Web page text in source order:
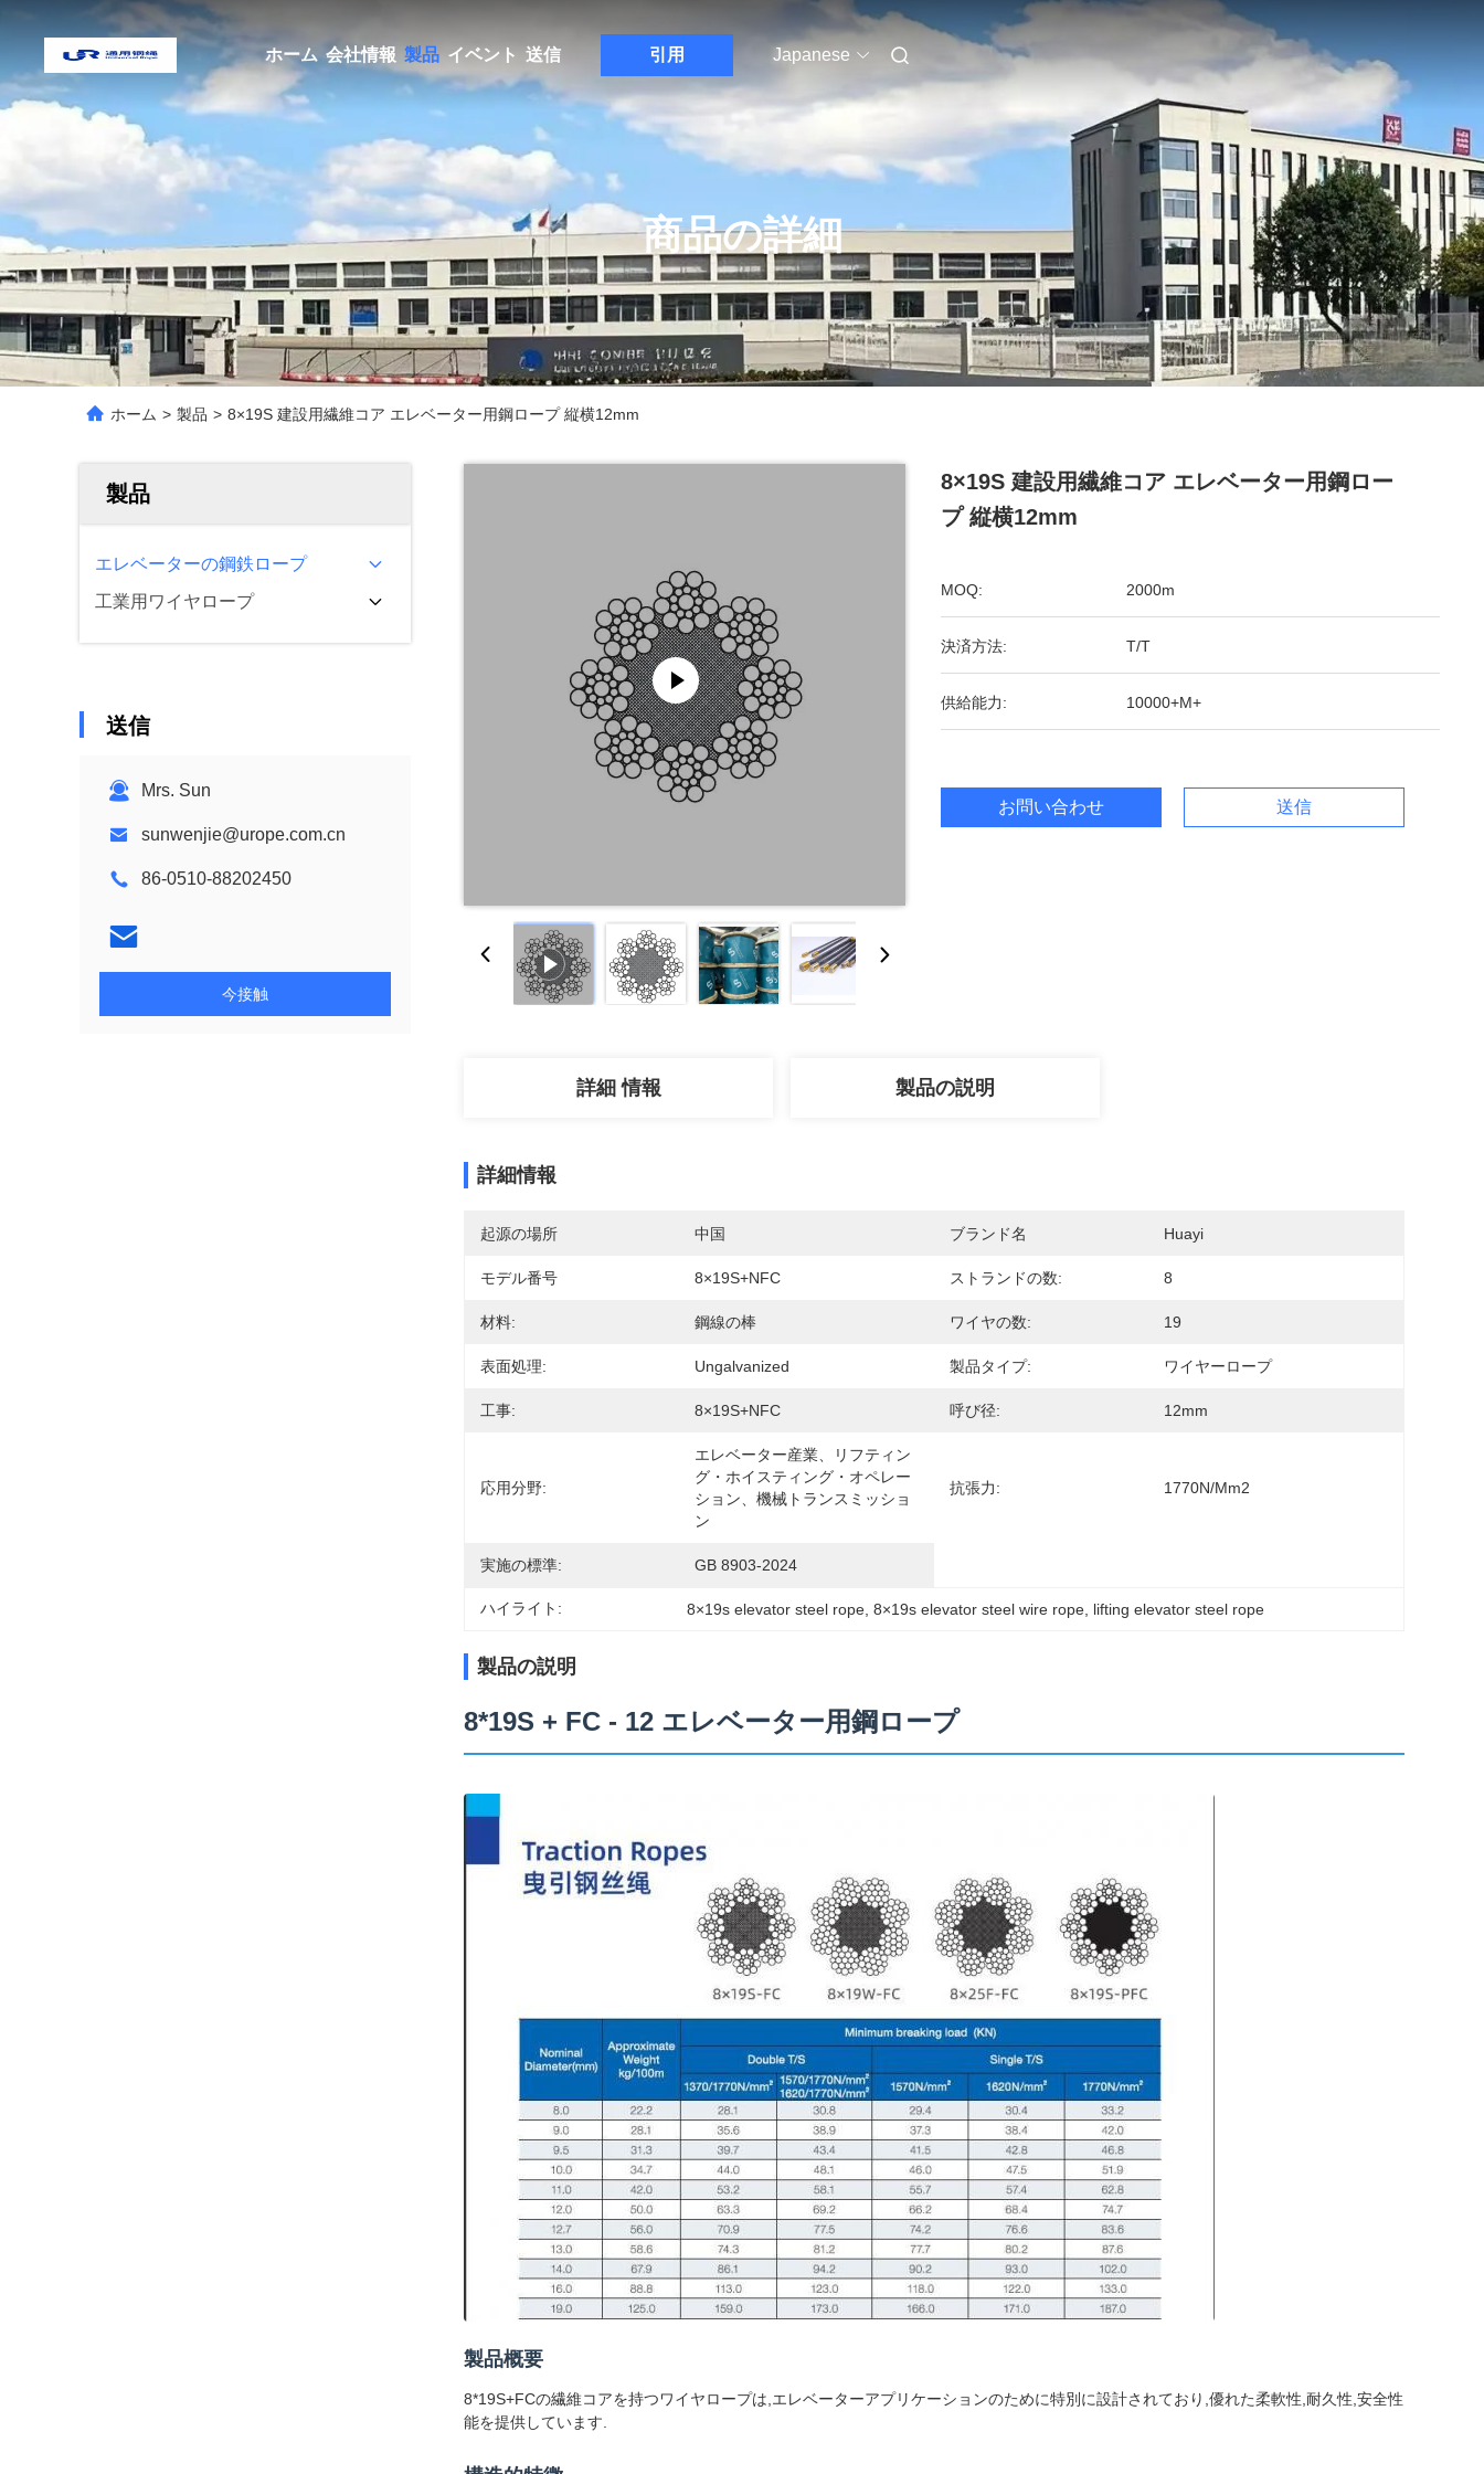
ホーム 会社情報 製品 イベント 送信 引用 Japanese
商品の詳細
ホーム > 製品 > 8×19S 建設用繊維コア エレベーター用鋼ロープ 縦横12mm
製品
エレベーターの鋼鉄ロープ
工業用ワイヤロープ
送信
Mrs. Sun
sunwenjie@urope.com.cn
86-0510-88202450
今接触
8×19S 建設用繊維コア エレベーター用鋼ロー
プ 縦横12mm
MOQ: 2000m
決済方法: T/T
供給能力: 10000+M+
お問い合わせ 送信
詳細 情報 製品の説明
詳細情報
起源の場所 中国 ブランド名 Huayi
モデル番号 8×19S+NFC ストランドの数: 8
材料: 鋼線の棒 ワイヤの数: 19
表面処理: Ungalvanized 製品タイプ: ワイヤーロープ
工事: 8×19S+NFC 呼び径: 12mm
応用分野:
エレベーター産業、リフティン
グ・ホイスティング・オペレー
ション、機械トランスミッショ
ン
抗張力: 1770N/mm2
実施の標準: GB 8903-2024
ハイライト: 8×19s elevator steel rope , 8×19s elevator steel wire rope lifting elevator steel rope
製品の説明
8*19S + FC - 12 エレベーター用鋼ロープ
製品概要
8*19S+FCの繊維コアを持つワイヤロープは,エレベーターアプリケーションのために特別に設計されており,優れた柔軟性,耐久性,安全性
能を提供しています.